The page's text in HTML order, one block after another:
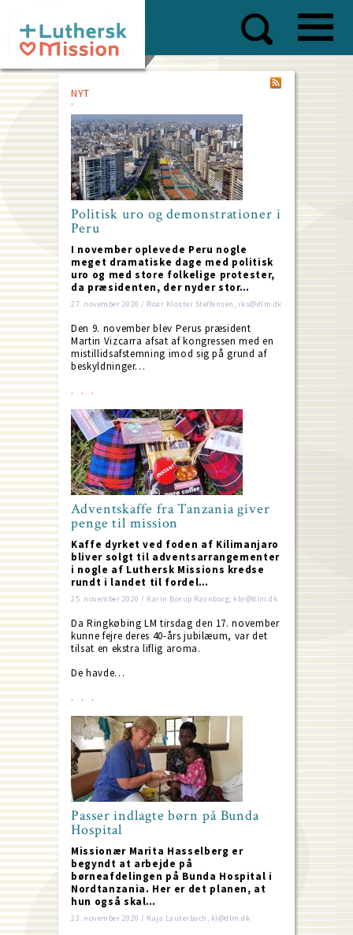
main
content
NYT
Politisk uro og demonstrationer i
Peru
I november oplevede Peru nogle
meget dramatiske dage med politisk
uro og med store folkelige protester,
da præsidenten, der nyder stor…
27. november 2020 / Roar Kloster Steffensen, rks@dlm.dk
Den 9. november blev Perus præsident
Martin Vizcarra afsat af kongressen med en
mistillidsafstemning imod sig på grund af
beskyldninger…
Adventskaffe fra Tanzania giver
penge til mission
Kaffe dyrket ved foden af Kilimanjaro
bliver solgt til adventsarrangementer
i nogle af Luthersk Missions kredse
rundt i landet til fordel…
25. november 2020 / Karin Borup Ravnborg; kbr@dlm.dk
Da Ringkøbing LM tirsdag den 17. november
kunne fejre deres 40-års jubilæum, var det
tilsat en ekstra liflig aroma.
De havde…
Passer indlagte børn på Bunda
Hospital
Missionær Marita Hasselberg er
begyndt at arbejde på
børneafdelingen på Bunda Hospital i
Nordtanzania. Her er det planen, at
hun også skal…
23. november 2020 / Kaja Lauterbach, kl@dlm.dk